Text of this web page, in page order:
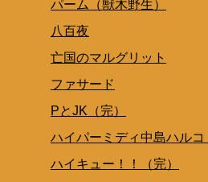
パーム（獣木野生）
八百夜
亡国のマルグリット
ファサード
PとJK（完）
ハイパーミディ中島ハルコ
ハイキュー！！（完）